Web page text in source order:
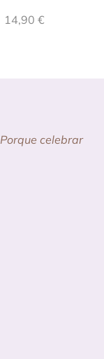
14,90 €
Porque celebrar